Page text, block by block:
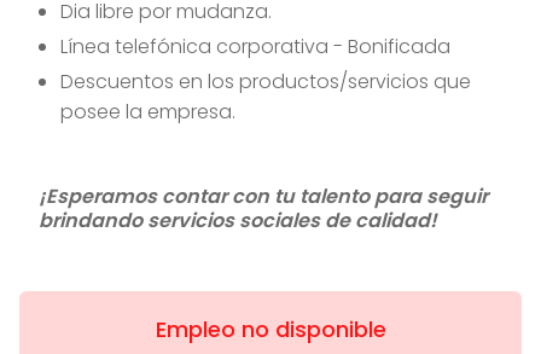
Dia libre por mudanza.
Línea telefónica corporativa - Bonificada
Descuentos en los productos/servicios que
posee la empresa.
¡Esperamos contar con tu talento para seguir
brindando servicios sociales de calidad!
Empleo no disponible